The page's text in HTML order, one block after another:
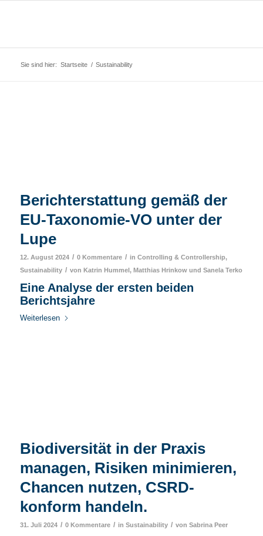
Sie sind hier: Startseite / Sustainability
Berichterstattung gemäß der
EU-Taxonomie-VO unter der
Lupe
12. August 2024 / 0 Kommentare / in Controlling & Controllership,
Sustainability / von Katrin Hummel, Matthias Hrinkowund Sanela Terko
Eine Analyse der ersten beiden
Berichtsjahre
Weiterlesen
Biodiversität in der Praxis
managen, Risiken minimieren,
Chancen nutzen, CSRD-
konform handeln.
31. Juli 2024 / 0 Kommentare / in Sustainability / von Sabrina Peer